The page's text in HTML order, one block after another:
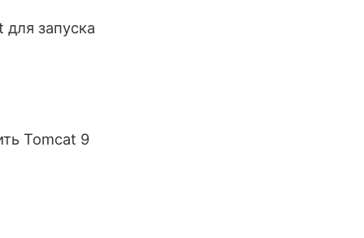
запуска
Tomcat 9